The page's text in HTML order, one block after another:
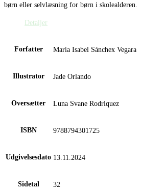
børn eller selvlæsning for børn i skolealderen.
Detaljer
Forfatter Maria Isabel Sánchex Vegara
Illustrator Jade Orlando
Oversætter Luna Svane Rodriquez
ISBN 9788794301725
Udgivelsesdato 13.11.2024
Sidetal 32